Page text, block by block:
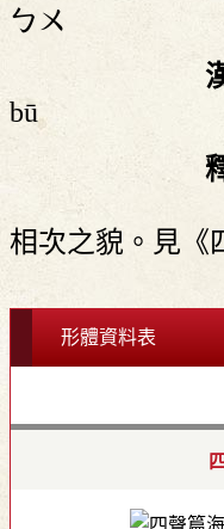
ㄅㄨ
bū
相次之貌。見《
形體資料表